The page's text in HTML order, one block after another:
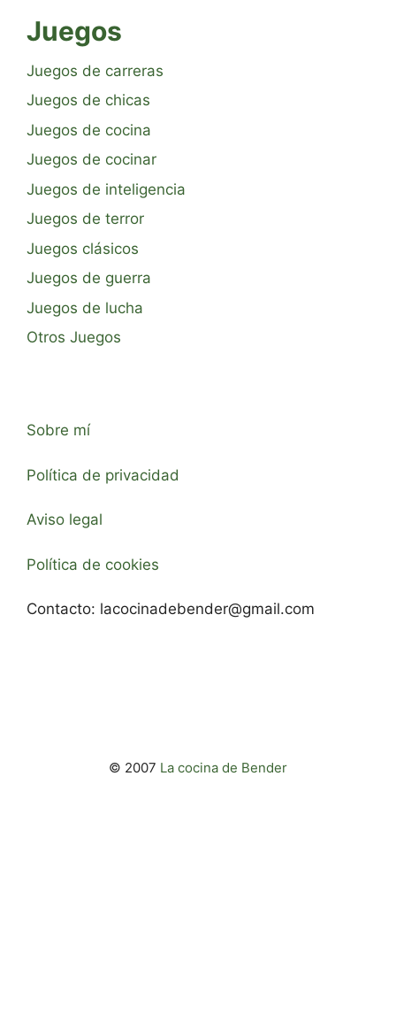
Juegos
Juegos de carreras
Juegos de chicas
Juegos de cocina
Juegos de cocinar
Juegos de inteligencia
Juegos de terror
Juegos clásicos
Juegos de guerra
Juegos de lucha
Otros Juegos
Sobre mí
Política de privacidad
Aviso legal
Política de cookies
Contacto: lacocinadebender@gmail.com
© 2007 La cocina de Bender